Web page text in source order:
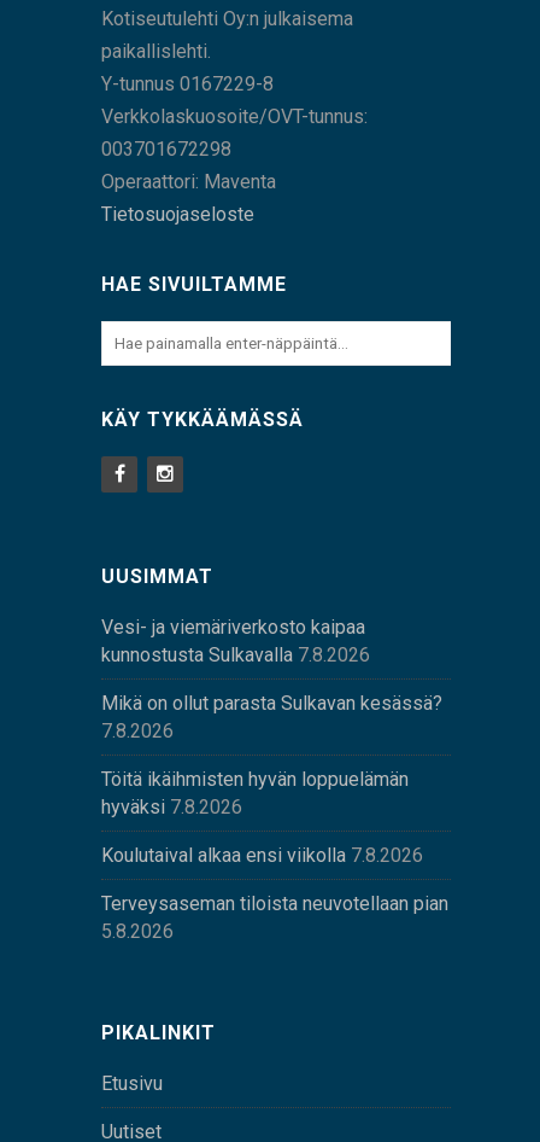
Kotiseutulehti Oy:n julkaisema
paikallislehti.
Y-tunnus 0167229-8
Verkkolaskuosoite/OVT-tunnus:
003701672298
Operaattori: Maventa
Tietosuojaseloste
HAE SIVUILTAMME
KÄY TYKKÄÄMÄSSÄ
UUSIMMAT
Vesi- ja viemäriverkosto kaipaa
kunnostusta Sulkavalla 7.8.2026
Mikä on ollut parasta Sulkavan kesässä?
7.8.2026
Töitä ikäihmisten hyvän loppuelämän
hyväksi 7.8.2026
Koulutaival alkaa ensi viikolla 7.8.2026
Terveysaseman tiloista neuvotellaan pian
5.8.2026
PIKALINKIT
Etusivu
Uutiset